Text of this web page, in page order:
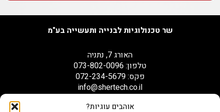
אוהבים עוגיות?
שר טכנולוגיות לבנייה ותעשייה בע"מ
האורג 7, נתניה
טלפון: 073-802-0096
פקס: 072-234-5679
info@shertech.co.il